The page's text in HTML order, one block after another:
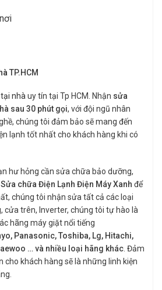
TP.HCM
nhàuy tín tại Tp HCM. Nhận sửa
sau 30 phút gọi, với đội ngũ nhân
chúng tôi đảm bảo sẽ mang đến
lạnh tốt nhất cho khách hàng khi có
hư hỏng cần sửa chữa bảo dưỡng,
Sửa chữa Điện Lạnh Điện Máy Xanh để
chúng tôi nhận sửa tất cả các loại
cửa trên, Inverter, chúng tôi tự hào là
hãng máy giặt nổi tiếng
Panasonic, Toshiba, Lg, Hitachi,
… và nhiều loại hãng khác. Đảm
cho khách hàng sẽ là những linh kiện